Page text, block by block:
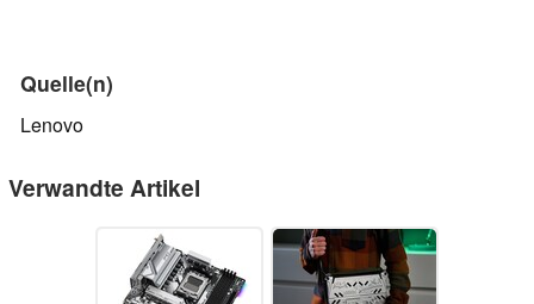
Quelle(n)
Lenovo
Verwandte Artikel